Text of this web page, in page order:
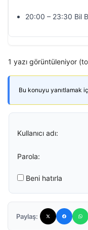
20:00 – 23:30 Bil
1 yazı görüntüleniyor
Bu konuyu yanıtlamak
Kullanıcı adı:
Parola:
Beni hatırla
Paylaş: